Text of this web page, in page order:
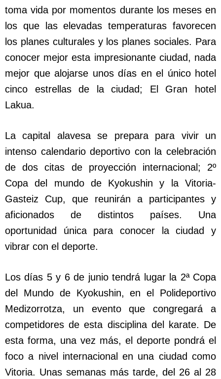
toma vida por momentos durante los meses en
los que las elevadas temperaturas favorecen
los planes culturales y los planes sociales. Para
conocer mejor esta impresionante ciudad, nada
mejor que alojarse unos días en el único hotel
cinco estrellas de la ciudad; El Gran hotel
Lakua.
La capital alavesa se prepara para vivir un
intenso calendario deportivo con la celebración
de dos citas de proyección internacional; 2º
Copa del mundo de Kyokushin y la Vitoria-
Gasteiz Cup, que reunirán a participantes y
aficionados de distintos países. Una
oportunidad única para conocer la ciudad y
vibrar con el deporte.
Los días 5 y 6 de junio tendrá lugar la 2ª Copa
del Mundo de Kyokushin, en el Polideportivo
Medizorrotza, un evento que congregará a
competidores de esta disciplina del karate. De
esta forma, una vez más, el deporte pondrá el
foco a nivel internacional en una ciudad como
Vitoria. Unas semanas más tarde, del 26 al 28